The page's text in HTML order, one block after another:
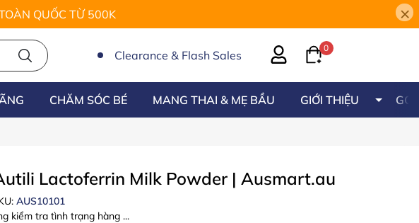
QUỐC TỪ 500K ×
Clearance & Flash Sales
0
CHĂM SÓC BÉ MANG THAI & MẸ BẦU GIỚI THIỆU
Lactoferrin Milk Powder | Ausmart.au
AUS10101
kiểm tra tình trạng hàng ...